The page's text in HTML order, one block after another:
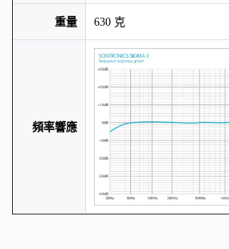
重量 630 克
頻率響應